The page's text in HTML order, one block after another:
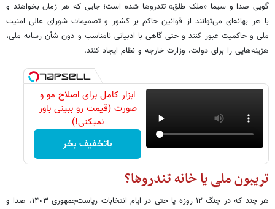
گویی صدا و سیما «ملک طلق» تندروها شده است؛ جایی که هر زمان بخواهند و
با هر بهانه‌ای می‌توانند از قوانین حاکم بر کشور و تصمیمات شورای عالی امنیت
ملی و حاکمیت عبور کنند و حتی گاهی با ادبیاتی نامناسب و دون شأن رسانه ملی،
هزینه‌هایی را برای دولت، وزارت خارجه و نظام ایجاد کنند.
ابزار کامل برای اصلاح مو و
صورت (قیمت رو ببینی باور
نمیکنی!)
باتخفیف بخر
تریبون ملی یا خانه تندروها؟
هر چند که در جنگ ۱۲ روزه یا حتی در ایام انتخابات ریاست‌جمهوری ۱۴۰۳، صدا و